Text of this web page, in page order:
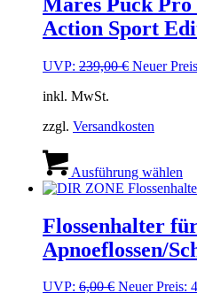
Action Sport
UVP: 239,00€ Neuer
inkl. MwSt.
zzgl. Versandkosten
Ausführung wählen
Flossenhalter
Apnoeflossen/
UVP: 6,00€ Neuer Preis: